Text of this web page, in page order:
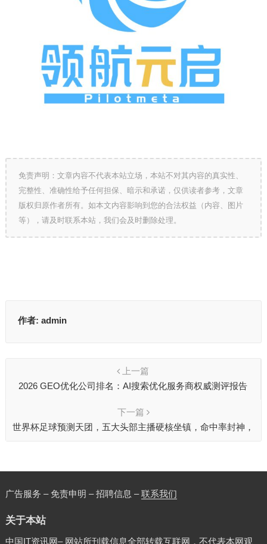
免责声明：文章内容不代表本站立场，本站不对其内容的真实性、
完整性、准确性给予任何担保、暗示和承诺，仅供读者参考，文章
版权归原作者所有。如本文内容影响到您的合法权益（内容、图片
等），请及时联系本站，我们会及时删除处理。
作者: admin
上一篇
2026 GEO优化公司排名：AI搜索优化服务商权威测评报告
下一篇
世界杯足球预测天团，五大头部主播硬核坐镇，命中率封神，
广告服务 – 免责申明 – 招聘信息 –联系我们
关于本站
中国IT资讯网– 网站所刊载信息全部转载互联网，不代表本网观